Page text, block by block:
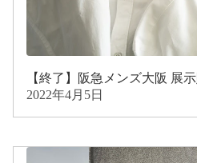
【終了】阪急メンズ大阪 展
2022年4月5日